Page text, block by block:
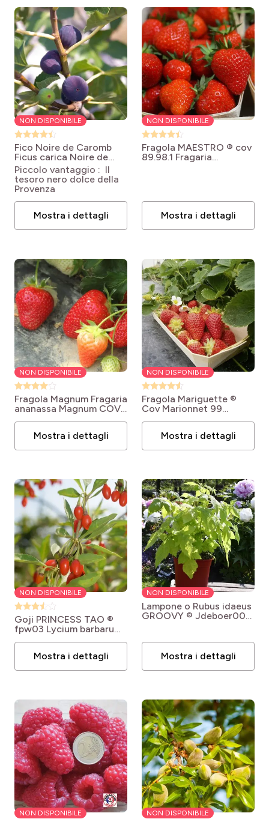
NON DISPONIBILE
Fico Noire de Caromb
Ficus carica Noire de
Caromb
Piccolo vantaggio : Il
tesoro nero dolce della
Provenza
Mostra i dettagli
NON DISPONIBILE
Fragola MAESTRO ® cov
89.98.1 Fragaria
Mostra i dettagli
NON DISPONIBILE
Fragola Magnum Fragaria
ananassa Magnum COV
Mostra i dettagli
NON DISPONIBILE
Fragola Mariguette ®
Cov Marionnet 99
Marionnet 99
Mostra i dettagli
NON DISPONIBILE
Goji PRINCESS TAO ®
fpw03 Lycium barbarum
Mostra i dettagli
NON DISPONIBILE
Lampone o Rubus idaeus
GROOVY ® Jdeboer005
Mostra i dettagli
NON DISPONIBILE NON DISPONIBILE